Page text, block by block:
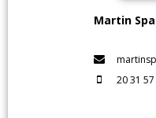
Martin
20 31